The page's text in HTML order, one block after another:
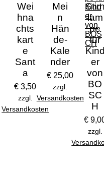
Wei
hna
chts
kart
e
Sant
a
€ 3,50
zzgl.
Versandkosten
Mei
n
Hän
de-
Kale
nder
€ 25,00
zzgl.
Versandkosten
Stirn
lam
pe
für
Kind
er
von
BO
SC
H
€
zzgl.